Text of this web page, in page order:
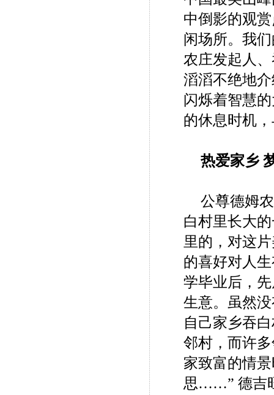
中倒影的观
闲场所。我
农庄发起人
滔滔不绝地
闪烁着智慧
的休息时机
热爱家乡
公尊德姆
白村里长大
里的，对这
的喜好对人
学毕业后，
生意。虽然
自己家乡吞
邻村，而许
家致富的情
思……” 德吉